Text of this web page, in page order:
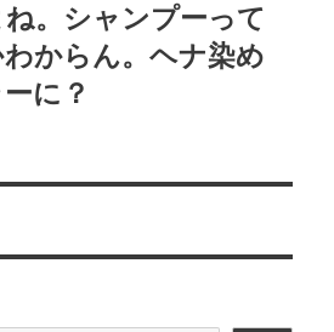
。シャンプーって
からん。ヘナ染め
に？